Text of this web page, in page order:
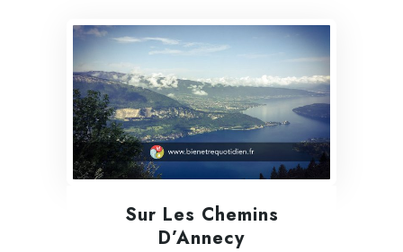
Sur Les Chemins
D’Annecy